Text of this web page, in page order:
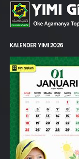
KALENDER YIMI 2026